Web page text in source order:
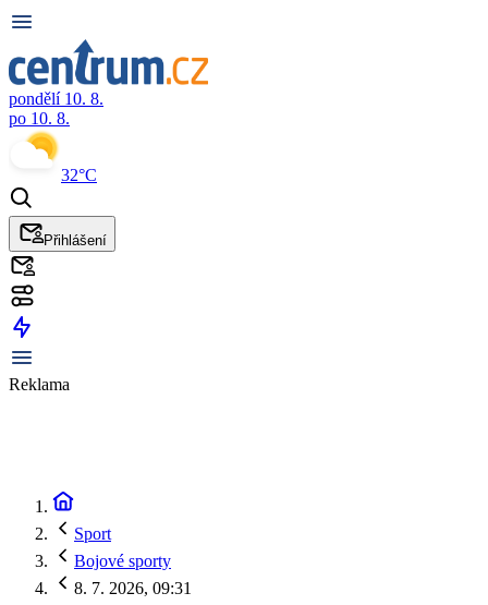
pondělí 10. 8.
po 10. 8.
32°C
Přihlášení
Reklama
Sport
Bojové sporty
8. 7. 2026, 09:31